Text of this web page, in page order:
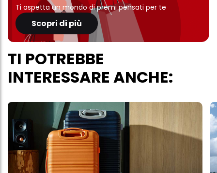
Ti aspetta un mondo di premi pensati per te
Scopri di più
TI POTREBBE
INTERESSARE ANCHE: